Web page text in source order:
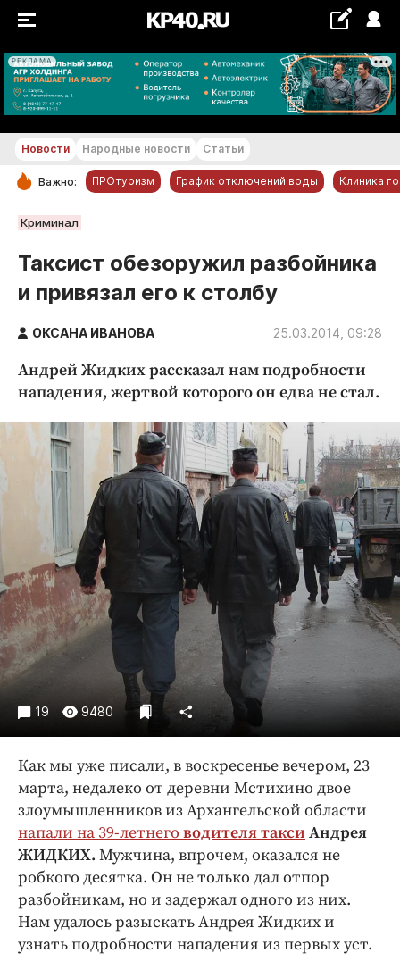
РЕКЛАМА
+24...+25 °С
РУБРИКИ
Новости компаний
Статьи
Народные новости
Авто и транспорт
Благоустройство
Культура
Недвижимость и ЖКХ
Образование
Общество
Погода
Праздники
Происшествия
Спорт
Экономика и бизнес
ПРОЕКТЫ
Медиаперсона
Интересное чтиво
Клиника года
Бренд года
Работодатель года
Новости Народные новости Статьи
Важно: ПРОтуризм График отключений воды Клиника
Криминал
Таксист обезоружил разбойника
и привязал его к столбу
ОКСАНА ИВАНОВА 25.03.2014, 09:28
Андрей Жидких рассказал нам подробности
нападения, жертвой которого он едва не стал.
19 9480
Как мы уже писали, в воскресенье вечером, 23
марта, недалеко от деревни Мстихино двое
злоумышленников из Архангельской области
напали на 39-летнего водителя такси Андрея
ЖИДКИХ. Мужчина, впрочем, оказался не
робкого десятка. Он не только дал отпор
разбойникам, но и задержал одного из них.
Нам удалось разыскать Андрея Жидких и
узнать подробности нападения из первых уст.